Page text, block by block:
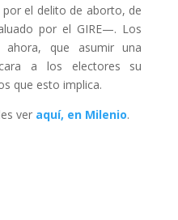
por el delito de aborto, de
por el GIRE—. Los
ahora, que asumir una
a los electores su
que esto implica.
ver aquí, en Milenio.